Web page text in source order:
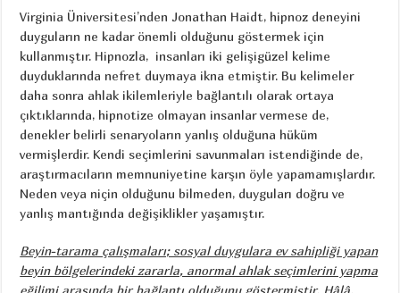
Virginia Üniversitesi’nden Jonathan Haidt, hipnoz deneyini
duyguların ne kadar önemli olduğunu göstermek için
kullanmıştır. Hipnozla, insanları iki gelişigüzel kelime
duyduklarında nefret duymaya ikna etmiştir. Bu kelimeler
daha sonra ahlak ikilemleriyle bağlantılı olarak ortaya
çıktıklarında, hipnotize olmayan insanlar vermese de,
denekler belirli senaryoların yanlış olduğuna hüküm
vermişlerdir. Kendi seçimlerini savunmaları istendiğinde de,
araştırmacıların memnuniyetine karşın öyle yapamamışlardır.
Neden veya niçin olduğunu bilmeden, duyguları doğru ve
yanlış mantığında değişiklikler yaşamıştır.
Beyin-tarama çalışmaları; sosyal duygulara ev sahipliği yapan
beyin bölgelerindeki zararla, anormal ahlak seçimlerini yapma